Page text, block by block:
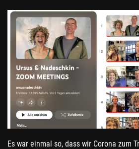
Es war einmal so, dass wir Corona zum